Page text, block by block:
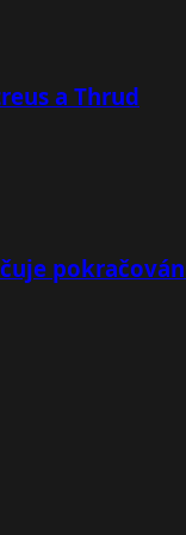
a Thrud